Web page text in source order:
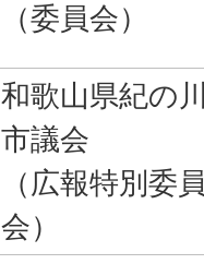
（委員会）
和歌山県紀の川
市議会
（広報特別委員
会）